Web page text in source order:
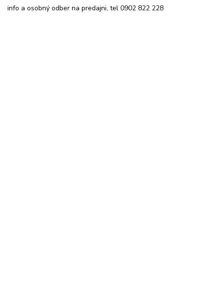
info a osobný odber na predajni, tel 0902 822 228